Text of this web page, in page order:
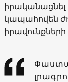
իրականացնել
կապահովեն